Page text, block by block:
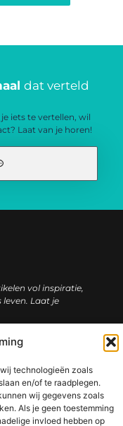
technologieën zoals
en/of te raadplegen.
wij gegevens zoals
Als je geen toestemming
invloed hebben op
dat verteld
iets te vertellen, wil
Laat van je horen!
vol inspiratie,
Laat je